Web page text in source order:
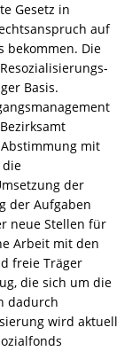
Gesetz in
auf
bekommen. Die
Basis.
mit
die
der
der Aufgaben
neue Stellen für
Arbeit mit den
freie Träger
die sich um die
dadurch
wird aktuell